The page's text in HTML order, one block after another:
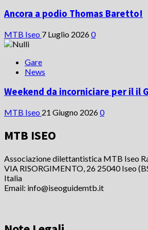
Ancora a podio Thomas Baretto!
MTB Iseo 7 Luglio 20260
Gare
News
Weekend da incorniciare per il il
MTB Iseo 21 Giugno 20260
MTB ISEO
Associazione dilettantistica MTB Iseo
VIA RISORGIMENTO, 26 25040 Iseo
Italia
Email: info@iseoguidemtb.it